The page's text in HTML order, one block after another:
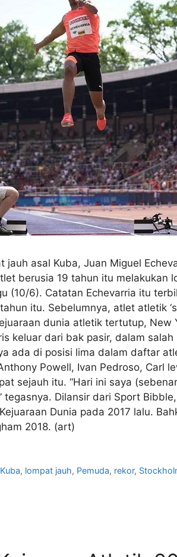
jauh asal Kuba, Juan Miguel
berusia 19 tahun itu melakukan
(10/6). Catatan Echevarria itu
itu. Sebelumnya, atlet atletik
dunia atletik tertutup,
keluar dari bak pasir, dalam
ada di posisi lima dalam daftar
Powell, Ivan Pedroso, Carl
sejauh itu. “Hari ini saya
tegasnya. Dilansir dari Sport
Dunia pada 2017 lalu.
2018. (art)
Kuba, lompat jauh, Pemuda, rekor,